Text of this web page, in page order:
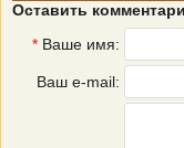
Оставить
* Ваше имя:
Ваш e-mail: